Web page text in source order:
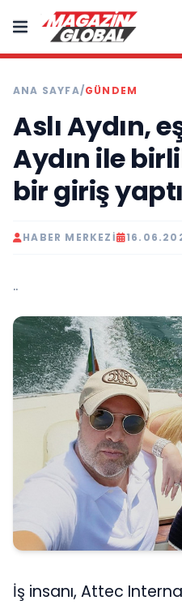
ANA SAYFA/GÜNDEM
Aslı Aydın,
Aydın ile
bir giriş yaptı
HABER MERKEZI
..
İş insanı, Attec